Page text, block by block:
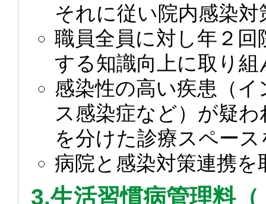
それに従い院内感染
職員全員に対し年２
する知識向上に取り
感染性の高い疾患（
ス感染症など）が疑
を分けた診療スペー
病院と感染対策連携
3.生活習慣病管理料